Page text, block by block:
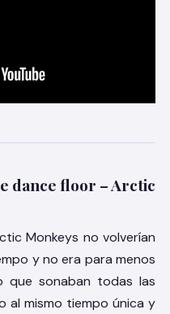
dance floor – Arctic
Monkeys no volverían
y no era para menos
que sonaban todas las
al mismo tiempo única y